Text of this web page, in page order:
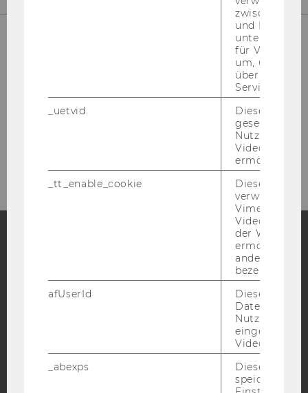
Please click here to subscribe to
Blog
Bluesky
zwischen
und Bots zu
für Vimeo
um, um
über die
Service zu
_uetvid
Dieses
gesetzt, um
Nutzung des
Videoplayers
ermöglichen
_tt_enable_cookie
Dieses
verwendet,
Vimeo-
der WU-
ermöglichen
andere nicht
bezeichnete
afUserId
Dieses
Daten von
Videos
_abexps
Dieses Cookie
speichert